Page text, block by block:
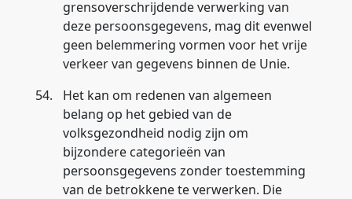
grensoverschrijdende verwerking van
deze persoonsgegevens, mag dit evenwel
geen belemmering vormen voor het vrije
verkeer van gegevens binnen de Unie.
54.
Het kan om redenen van algemeen
belang op het gebied van de
volksgezondheid nodig zijn om
bijzondere categorieën van
persoonsgegevens zonder toestemming
van de betrokkene te verwerken. Die